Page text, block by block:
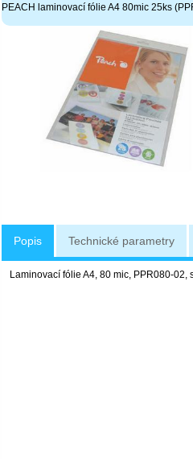
PEACH laminovací fólie A4 80mic 25ks
Popis Technické parametry
Laminovací fólie A4, 80 mic, PPR080-02,